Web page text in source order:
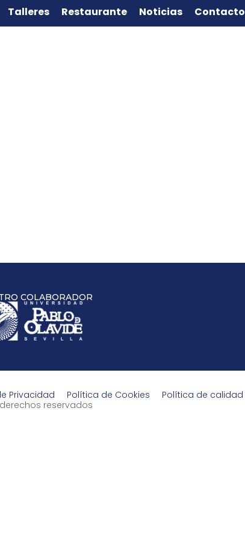
Talleres Restaurante Noticias Contacto
COLABORADOR
Privacidad Política de Cookies Política de calidad
reservados